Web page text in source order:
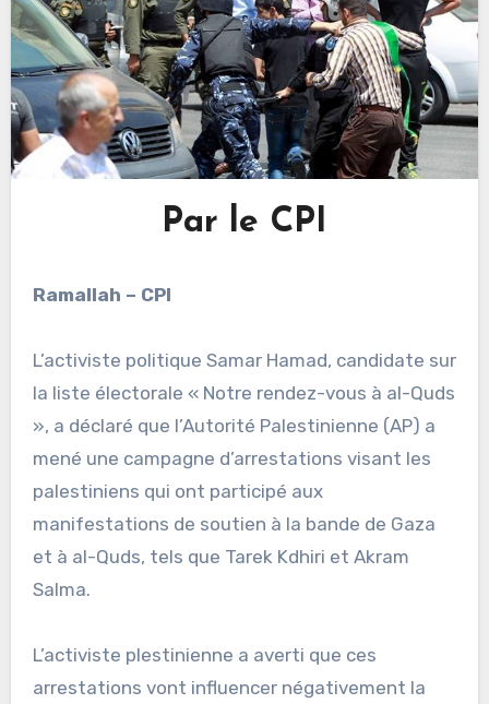
Par le CPI
Ramallah – CPI
L’activiste politique Samar Hamad, candidate sur
la liste électorale « Notre rendez-vous à al-Quds
», a déclaré que l’Autorité Palestinienne (AP) a
mené une campagne d’arrestations visant les
palestiniens qui ont participé aux
manifestations de soutien à la bande de Gaza
et à al-Quds, tels que Tarek Kdhiri et Akram
Salma.
L’activiste plestinienne a averti que ces
arrestations vont influencer négativement la